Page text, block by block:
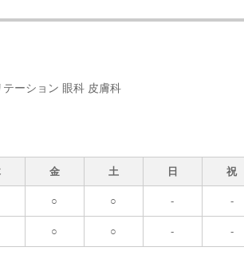
ーション 眼科 皮膚科
金 土 日 祝
○ ○ - -
○ ○ - -